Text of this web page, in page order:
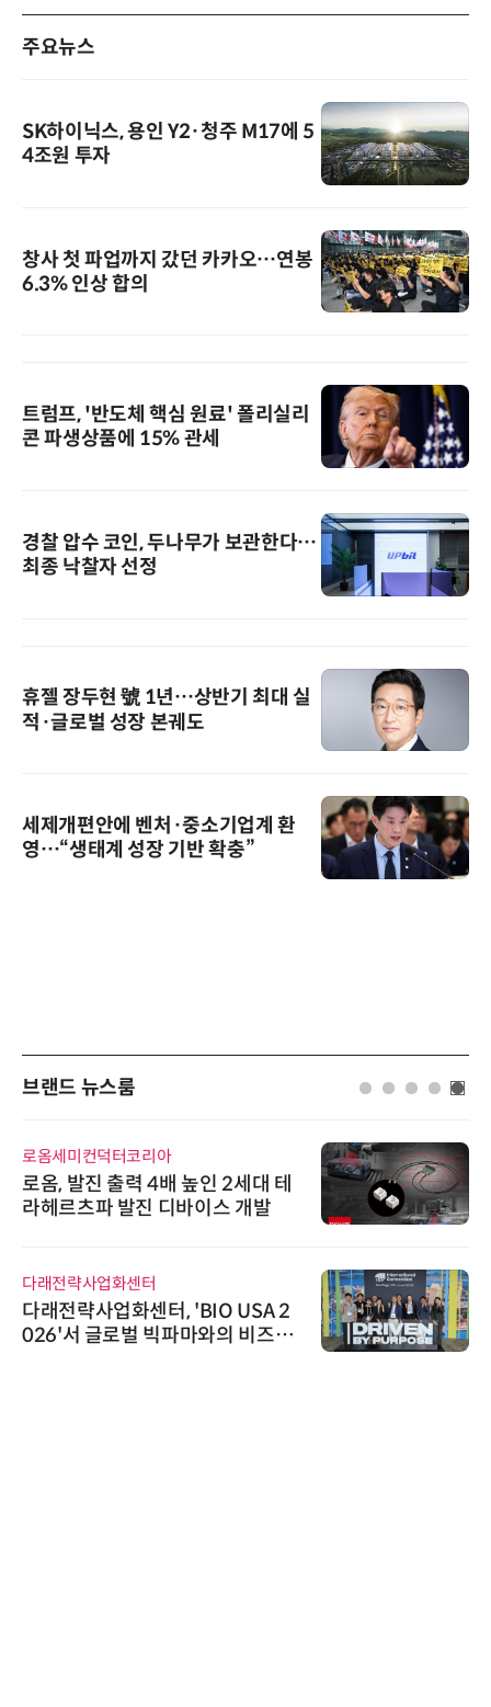
주요뉴스
SK하이닉스, 용인 Y2·청주 M17에 5
4조원 투자
창사 첫 파업까지 갔던 카카오…연봉
6.3% 인상 합의
트럼프, '반도체 핵심 원료' 폴리실리
콘 파생상품에 15% 관세
경찰 압수 코인, 두나무가 보관한다…
최종 낙찰자 선정
휴젤 장두현 號 1년…상반기 최대 실
적·글로벌 성장 본궤도
세제개편안에 벤처·중소기업계 환
영…“생태계 성장 기반 확충”
브랜드 뉴스룸
테
2
니
시놀로지, SK네트웍스서비스와
상 보안 카메라 국내 독점 판매 파
슈퍼솔루션, 2026 Next-Gen AI
ooling Summit 성황리 성료